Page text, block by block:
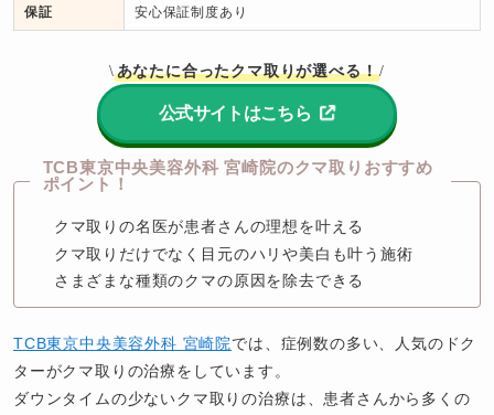
保証 安心保証制度あり
\あなたに合ったクマ取りが選べる！/
公式サイトはこちら
TCB東京中央美容外科 宮崎院のクマ取りおすすめ
ポイント！
クマ取りの名医が患者さんの理想を叶える
クマ取りだけでなく目元のハリや美白も叶う施術
さまざまな種類のクマの原因を除去できる
TCB東京中央美容外科 宮崎院では、症例数の多い、人気のドク
ターがクマ取りの治療をしています。
ダウンタイムの少ないクマ取りの治療は、患者さんから多くの